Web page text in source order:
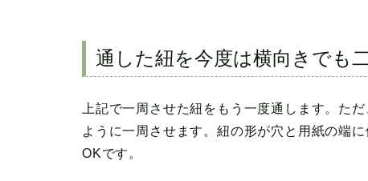
通した紐を今度は横向きでも
上記で一周させた紐をもう一度通します。た
ように一周させます。紐の形が穴と用紙の端
OKです。